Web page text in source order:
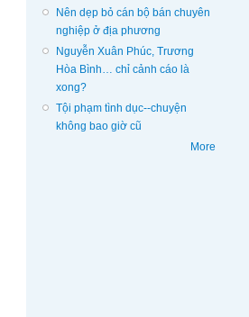
Nên dẹp bỏ cán bộ bán chuyên
nghiệp ở địa phương
Nguyễn Xuân Phúc, Trương
Hòa Bình… chỉ cảnh cáo là
xong?
Tội phạm tình dục--chuyện
không bao giờ cũ
More